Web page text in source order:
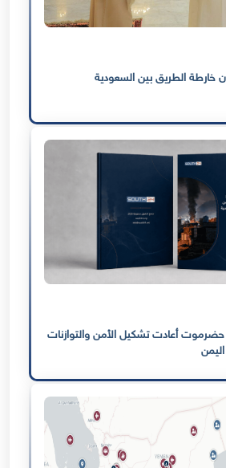
خارطة الطريق بين السعودية
حضرموت أعادت تشكيل الأمن والتوازنات